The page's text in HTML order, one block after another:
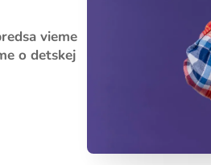
denný tréning?
vieme
o detskej